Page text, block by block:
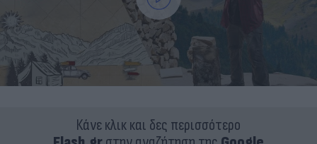
Κάνε κλικ και δες περισσότερο